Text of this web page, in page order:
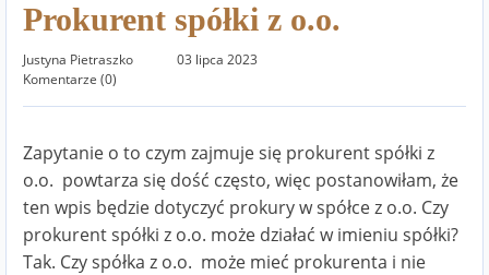
Prokurent spółki z o.o.
Justyna Pietraszko
03 lipca 2023
Komentarze (0)
Zapytanie o to czym zajmuje się prokurent spółki z
o.o. powtarza się dość często, więc postanowiłam, że
ten wpis będzie dotyczyć prokury w spółce z o.o. Czy
prokurent spółki z o.o. może działać w imieniu spółki?
Tak. Czy spółka z o.o. może mieć prokurenta i nie